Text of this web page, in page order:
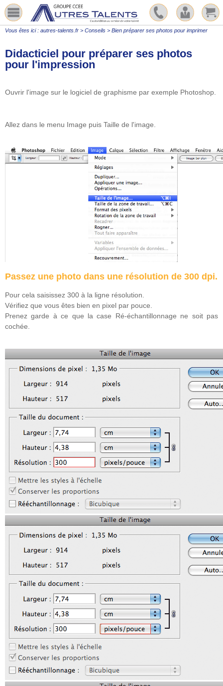
Vous êtes ici : autres-talents.fr > Conseils > Bien préparer ses photos pour imprimer
Didacticiel pour préparer ses photos
pour l'impression
Ouvrir l'image sur le logiciel de graphisme par exemple Photoshop.
Allez dans le menu Image puis Taille de l'image.
Passez une photo dans une résolution de 300 dpi.
Pour cela saisissez 300 à la ligne résolution.
Vérifiez que vous êtes bien en pixel par pouce.
Prenez garde à ce que la case Ré-échantillonnage ne soit pas
cochée.